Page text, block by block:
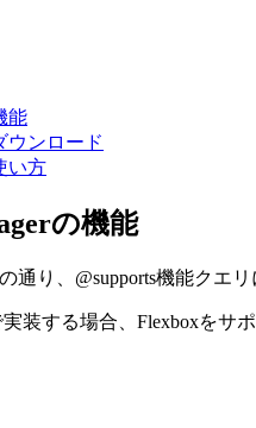
能
ウンロード
い方
の機能
の通り、@supports機能ク
装する場合、Flexboxを